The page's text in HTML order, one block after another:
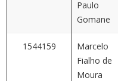
Paulo
Gomane
1544159
Marcelo
Fialho de
Moura